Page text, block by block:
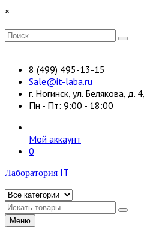
Перейти
содержимому
×
Искать:
Поиск
8 (499) 495-13-15
Sale@it-laba.ru
г. Ногинск, ул. Белякова, д.
Пн - Пт: 9:00 - 18:00
Мой аккаунт
0
Лаборатория IT
Искать
Меню